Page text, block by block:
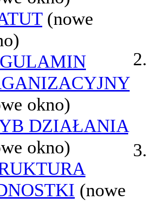
(nowe
okno)
DZIAŁANIA
okno)
(nowe